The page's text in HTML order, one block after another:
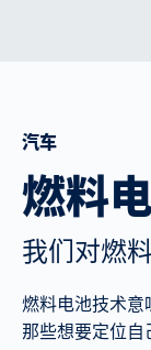
汽车
燃料
我们对燃
燃料电池技术意
那些想要定位自